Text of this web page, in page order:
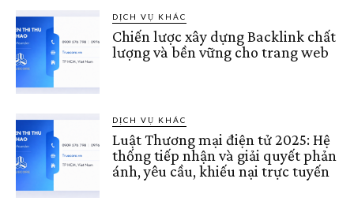
DỊCH VỤ KHÁC
Chiến lược xây dựng Backlink chất
lượng và bền vững cho trang web
DỊCH VỤ KHÁC
Luật Thương mại điện tử 2025: Hệ
thống tiếp nhận và giải quyết phản
ánh, yêu cầu, khiếu nại trực tuyến